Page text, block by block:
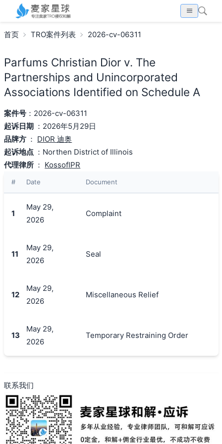
首页 TRO案件列表 2026-cv-06311
Parfums Christian Dior v. The
Partnerships and Unincorporated
Associations Identified on Schedule A
案件号：2026-cv-06311
起诉日期 ：2026年5月29日
品牌方 ： DIOR 迪奥
起诉地点 ：Northen District of Illinois
代理律所 ： KossofIPR
# Date Document
1
May 29,
2026
Complaint
11
May 29,
2026
Seal
12
May 29,
2026
Miscellaneous Relief
13
May 29,
2026
Temporary Restraining Order
联系我们